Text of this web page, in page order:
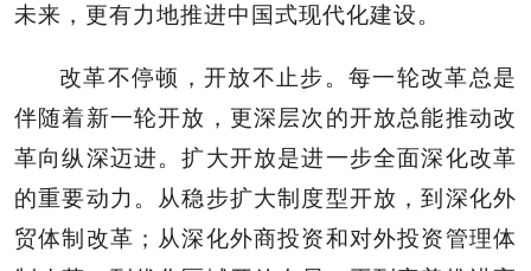
未来，更有力地推进中国式现代化建设。
改革不停顿，开放不止步。每一轮改革总是
伴随着新一轮开放，更深层次的开放总能推动改
革向纵深迈进。扩大开放是进一步全面深化改革
的重要动力。从稳步扩大制度型开放，到深化外
贸体制改革；从深化外商投资和对外投资管理体